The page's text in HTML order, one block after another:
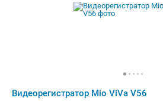
Видеорегистратор Mio ViVa V56